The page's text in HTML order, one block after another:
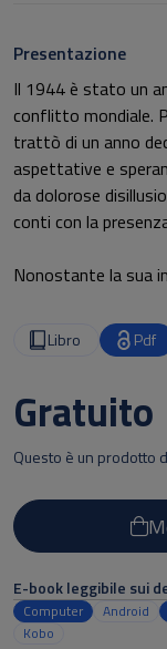
Presentazione
Il 1944 è stato un
conflitto mondiale.
trattò di un anno
aspettative e
da dolorose
conti con la
Nonostante la sua
offrire uno
attraverso la
politici dell’Italia
Libro Pdf
Gratuito
Questo è un prodotto
E-book leggibile sui
Computer Android
Kobo